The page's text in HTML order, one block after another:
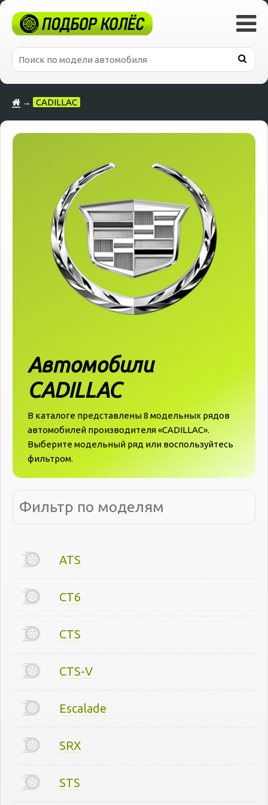
→ CADILLAC
Автомобили
CADILLAC
В каталоге представлены 8 модельных рядов
автомобилей производителя «‎‎CADILLAC».
Выберите модельный ряд или воспользуйтесь
фильтром.
ATS
CT6
CTS
CTS-V
Escalade
SRX
STS